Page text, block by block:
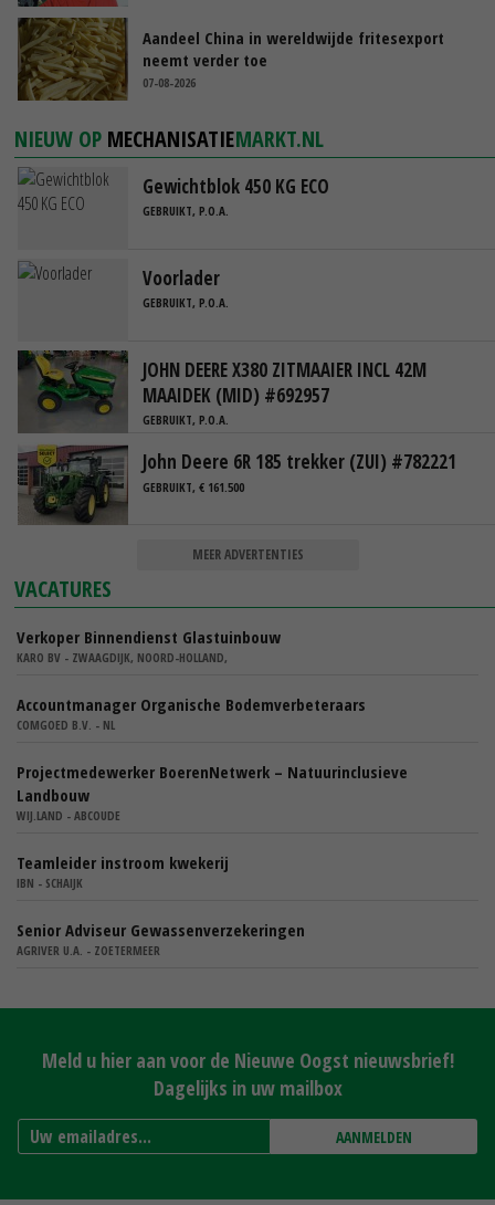
Aandeel China in wereldwijde fritesexport
neemt verder toe
07-08-2026
NIEUW OP MECHANISATIEMARKT.NL
Gewichtblok 450 KG ECO
GEBRUIKT, P.O.A.
Voorlader
GEBRUIKT, P.O.A.
JOHN DEERE X380 ZITMAAIER INCL 42M
MAAIDEK (MID) #692957
GEBRUIKT, P.O.A.
John Deere 6R 185 trekker (ZUI) #782221
GEBRUIKT, € 161.500
MEER ADVERTENTIES
VACATURES
Verkoper Binnendienst Glastuinbouw
KARO BV - ZWAAGDIJK, NOORD-HOLLAND,
Accountmanager Organische Bodemverbeteraars
COMGOED B.V. - NL
Projectmedewerker BoerenNetwerk – Natuurinclusieve
Landbouw
WIJ.LAND - ABCOUDE
Teamleider instroom kwekerij
IBN - SCHAIJK
Senior Adviseur Gewassenverzekeringen
AGRIVER U.A. - ZOETERMEER
Meld u hier aan voor de Nieuwe Oogst nieuwsbrief!
Dagelijks in uw mailbox
AANMELDEN